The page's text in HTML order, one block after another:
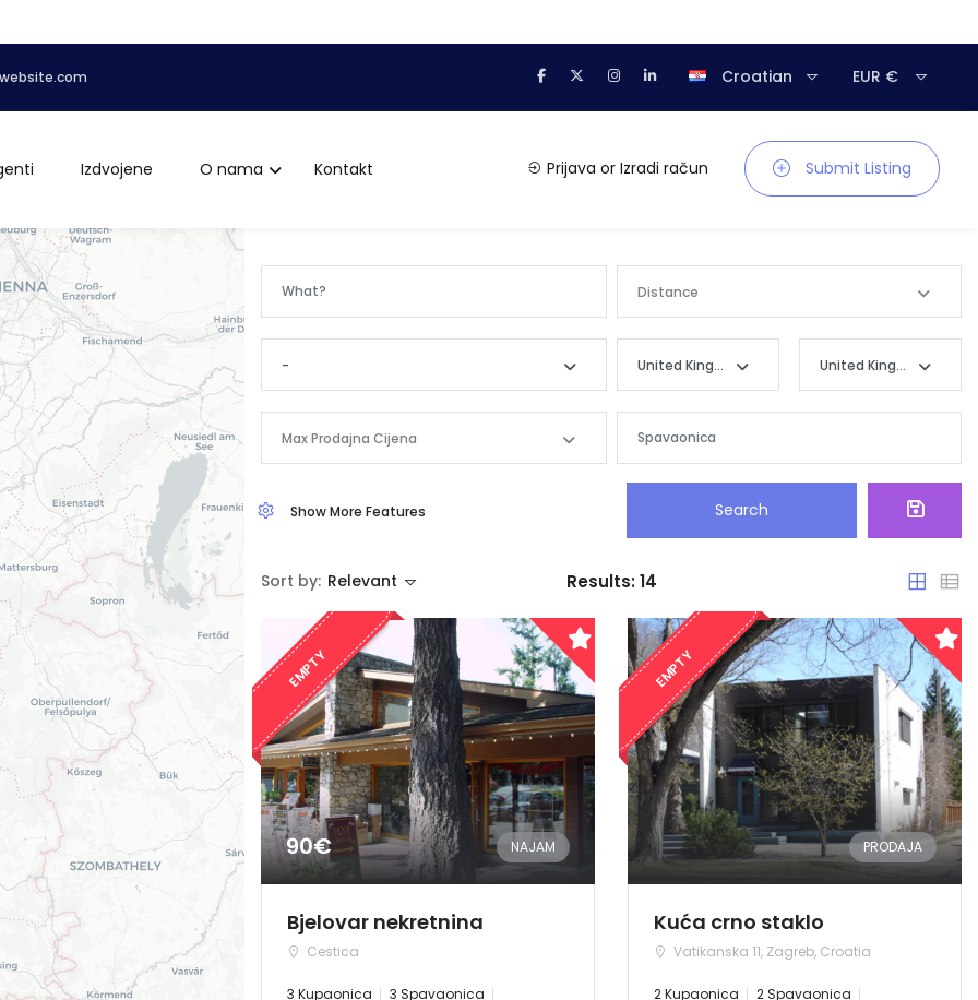
Croatian EUR €
Izdvojene O nama Kontakt Prijava or Izradi račun Submit Listing
Distance
- United Kingdom - United Kingdom -
Max Prodajna Cijena
Show More Features Search
Sort by: Relevant Results:14
EMPTY
90€ NAJAM
Bjelovar nekretnina
Cestica
3 Kupaonica
3 Spavaonica
EMPTY
PRODAJA
Kuća crno staklo
Vatikanska 11, Zagreb, Croatia
2 Kupaonica
2 Spavaonica